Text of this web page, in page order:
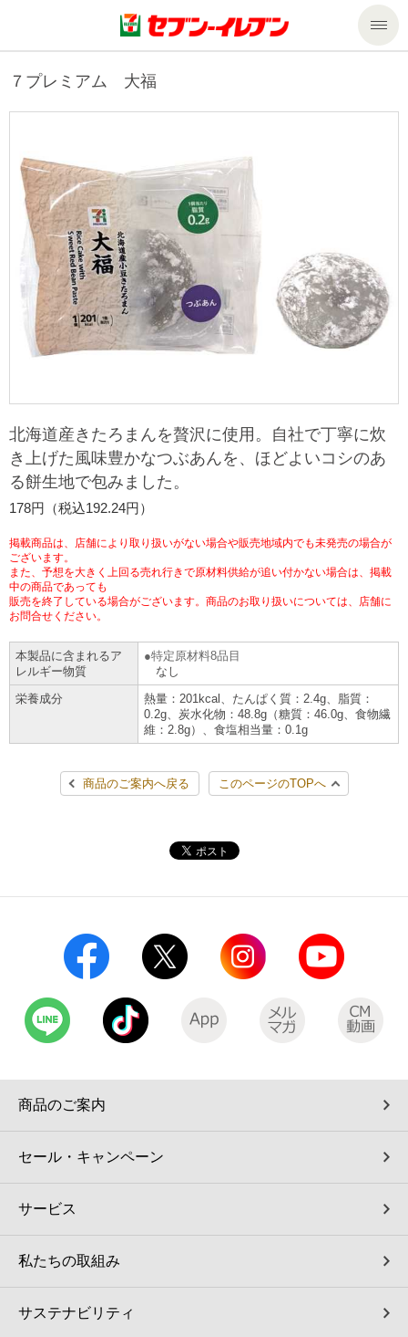
商品のご案内
今週の新商品
来週の新商品
商品カテゴリ一覧
セブンプレミアム
ギフト
プリペイドカード・金券
ニンテンドー・ダウンロードカード
サービス
サービストップ
nanacoトップ
マルチコピー機でできること
コピー
プリント
スキャン
ファクス
チケット
プリペイドサービス
スポーツ振興くじ
行政サービス
学び・教育
宅配便
切手・はがき・印紙
セブン銀行ATM
ご利用可能なお支払い方法
スマホプリペイド
レジでApple Accountにチャージ
オンラインフォトサービス
コインランドリー（店舗限定）
自転車シェアリング（店舗限定）
モバイルバッテリーシェアリング（店舗限定）
モバイルWi-Fiバッテリーシェアリング（店舗限定）
荷物預かりサービス「ecbocloakエクボクローク」（店舗限定）
パウダースペース ラブン（店舗限定）
ソフトバンクギフト
チケットサービス
セブンチケット
イープラス
JTB
セブン‐イレブンでお受取り
セブンネットショッピング
企業情報
企業情報トップ
ニュースリリース
企業理念
会社概要
貸借対照表・損益計算書
沿革
国内店舗数
売上高、店舗数推移
セブン‐イレブンの海外事業
データで見るセブン‐イレブン
セブン‐イレブンの「商品力」
セブン-イレブンの横顔
セブン-イレブンの歴史
私たちの取組み
サステナビリティ
セブン＆アイ・ホールディングスの重点課題
サステナビリティ活動基本方針
サステナビリティ推進体制
GREEN CHALLENGE 2050
4VISIONS
サステナビリティニュース
サステナビリティレポート
報告書ライブラリー
加盟店オーナー募集 物件募集・購入
アルバイト情報
店舗検索
お問い合わせ
Language
English (Corporate)
English (Services)
简体中文(服务)
한국어(서비스)
７プレミアム 大福
北海道産きたろまんを贅沢に使用。自社で丁寧に炊
き上げた風味豊かなつぶあんを、ほどよいコシのあ
る餅生地で包みました。
178円（税込192.24円）
掲載商品は、店舗により取り扱いがない場合や販売地域内でも未発売の場合が
ございます。
また、予想を大きく上回る売れ行きで原材料供給が追い付かない場合は、掲載
中の商品であっても
販売を終了している場合がございます。商品のお取り扱いについては、店舗に
お問合せください。
本製品に含まれるア
レルギー物質
特定原材料8品目
なし
栄養成分
熱量：201kcal、たんぱく質：2.4g、脂質：
0.2g、炭水化物：48.8g（糖質：46.0g、食物繊
維：2.8g）、食塩相当量：0.1g
商品のご案内へ戻る このページのTOPへ
商品のご案内
セール・キャンペーン
サービス
私たちの取組み
サステナビリティ